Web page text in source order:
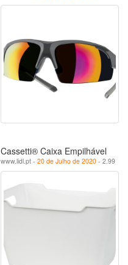
Cassetti® Caixa Empilhável
www.lidl.pt - 20 de Julho de 2020 - 2.99